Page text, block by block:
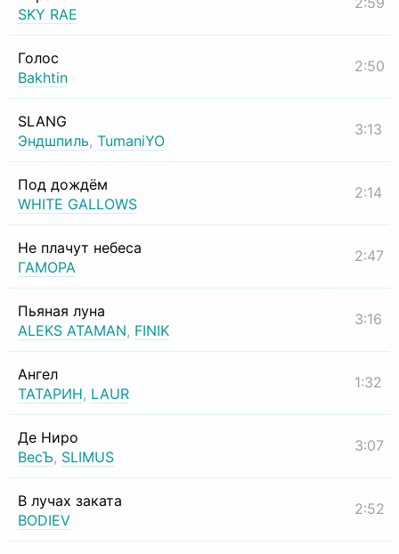
SKY RAE
Голос
Bakhtin
2:50
SLANG
Эндшпиль, TumaniYO
3:13
Под дождём
WHITE GALLOWS
2:14
Не плачут небеса
ГАМОРА
2:47
Пьяная луна
ALEKS ATAMAN, FINIK
3:16
Ангел
ТАТАРИН, LAUR
1:32
Де Ниро
ВесЪ, SLIMUS
3:07
В лучах заката
BODIEV
2:52